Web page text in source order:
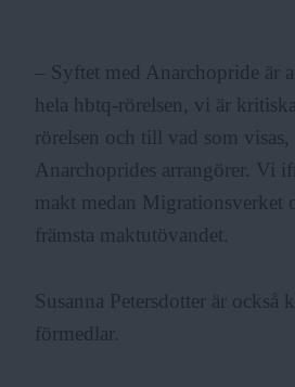
– Syftet med Anarchopride är
hela hbtq-rörelsen, vi är
rörelsen och till vad som visas,
Anarchoprides arrangörer. Vi
makt medan Migrationsverket
främsta maktutövandet.
Susanna Petersdotter är
förmedlar.